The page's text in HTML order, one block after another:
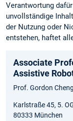
Verantwortung
unvollständige
der Nutzung oder
entstehen, haftet
Associate
Assistive
Prof. Gordon Cheng
Karlstraße 45, 5.
80333 München